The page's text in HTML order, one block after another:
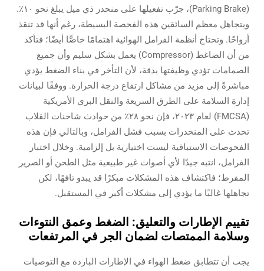
(Parking Brake)، جرّب تفعيلها على منحدر ذي ميل يبلغ نحو ١٠٪.
ويتجاهل معظم السائقين هذه الفحصة البسيطة، رغم أنها قد تنقذ
أرواحًا. وتحتاج أنظمة الفرامل الهوائية اهتمامًا خاصًّا أيضًا؛ فتأكد
من أن الضاغط (Compressor) يعمل بشكل سليم وأن جميع
الصمامات تؤدي وظيفتها بدقة، لأن التأخر في بناء الضغط يؤدي
مباشرةً إلى مزيد من مشاكل ارتفاع درجة الحرارة. ووفقًا لبيانات
إدارة السلامة على الطرق السريعة والنقل البري الأمريكية
(FMCSA) لعام ٢٠٢٣، فإن نحو ٢٨٪ من حوادث شاحنات القلاب
تحدث على المنحدرات بسبب فشل الفرامل، وبالتالي فإن هذه
الفحوصات الاستباقية ليست اختيارية بل إلزامية. وخلال اختبار
الفرامل، انتبه جيدًا لأي أصوات غير طبيعية مثل الطحن أو الصرير
المفرط؛ فاكتشاف هذه المشكلات مبكرًا قد يبدو تافهًا، لكن
تجاهلها غالبًا ما يؤدي إلى مشكلات أكبر في المستقبل.
تقييم الإطارات والتعليق: الضغط وعمق النتوءات
وسلامة الممتصات لضمان الجر في المرتفعات
يجب أن تتطابق ضغط الهواء في الإطارات الباردة مع التوصيات